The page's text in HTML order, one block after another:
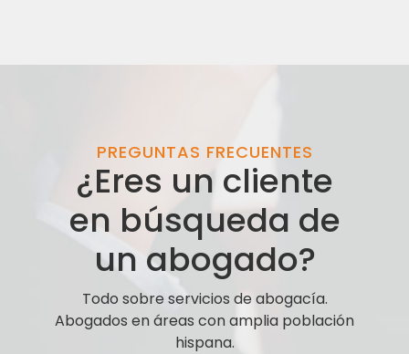
PREGUNTAS FRECUENTES
¿Eres un cliente
en búsqueda de
un abogado?
Todo sobre servicios de abogacía.
Abogados en áreas con amplia población
hispana.